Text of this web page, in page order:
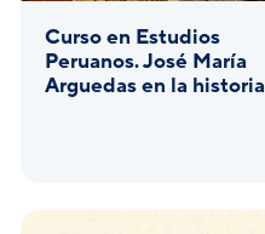
Curso en Estudios
Peruanos. José María
Arguedas en la historia